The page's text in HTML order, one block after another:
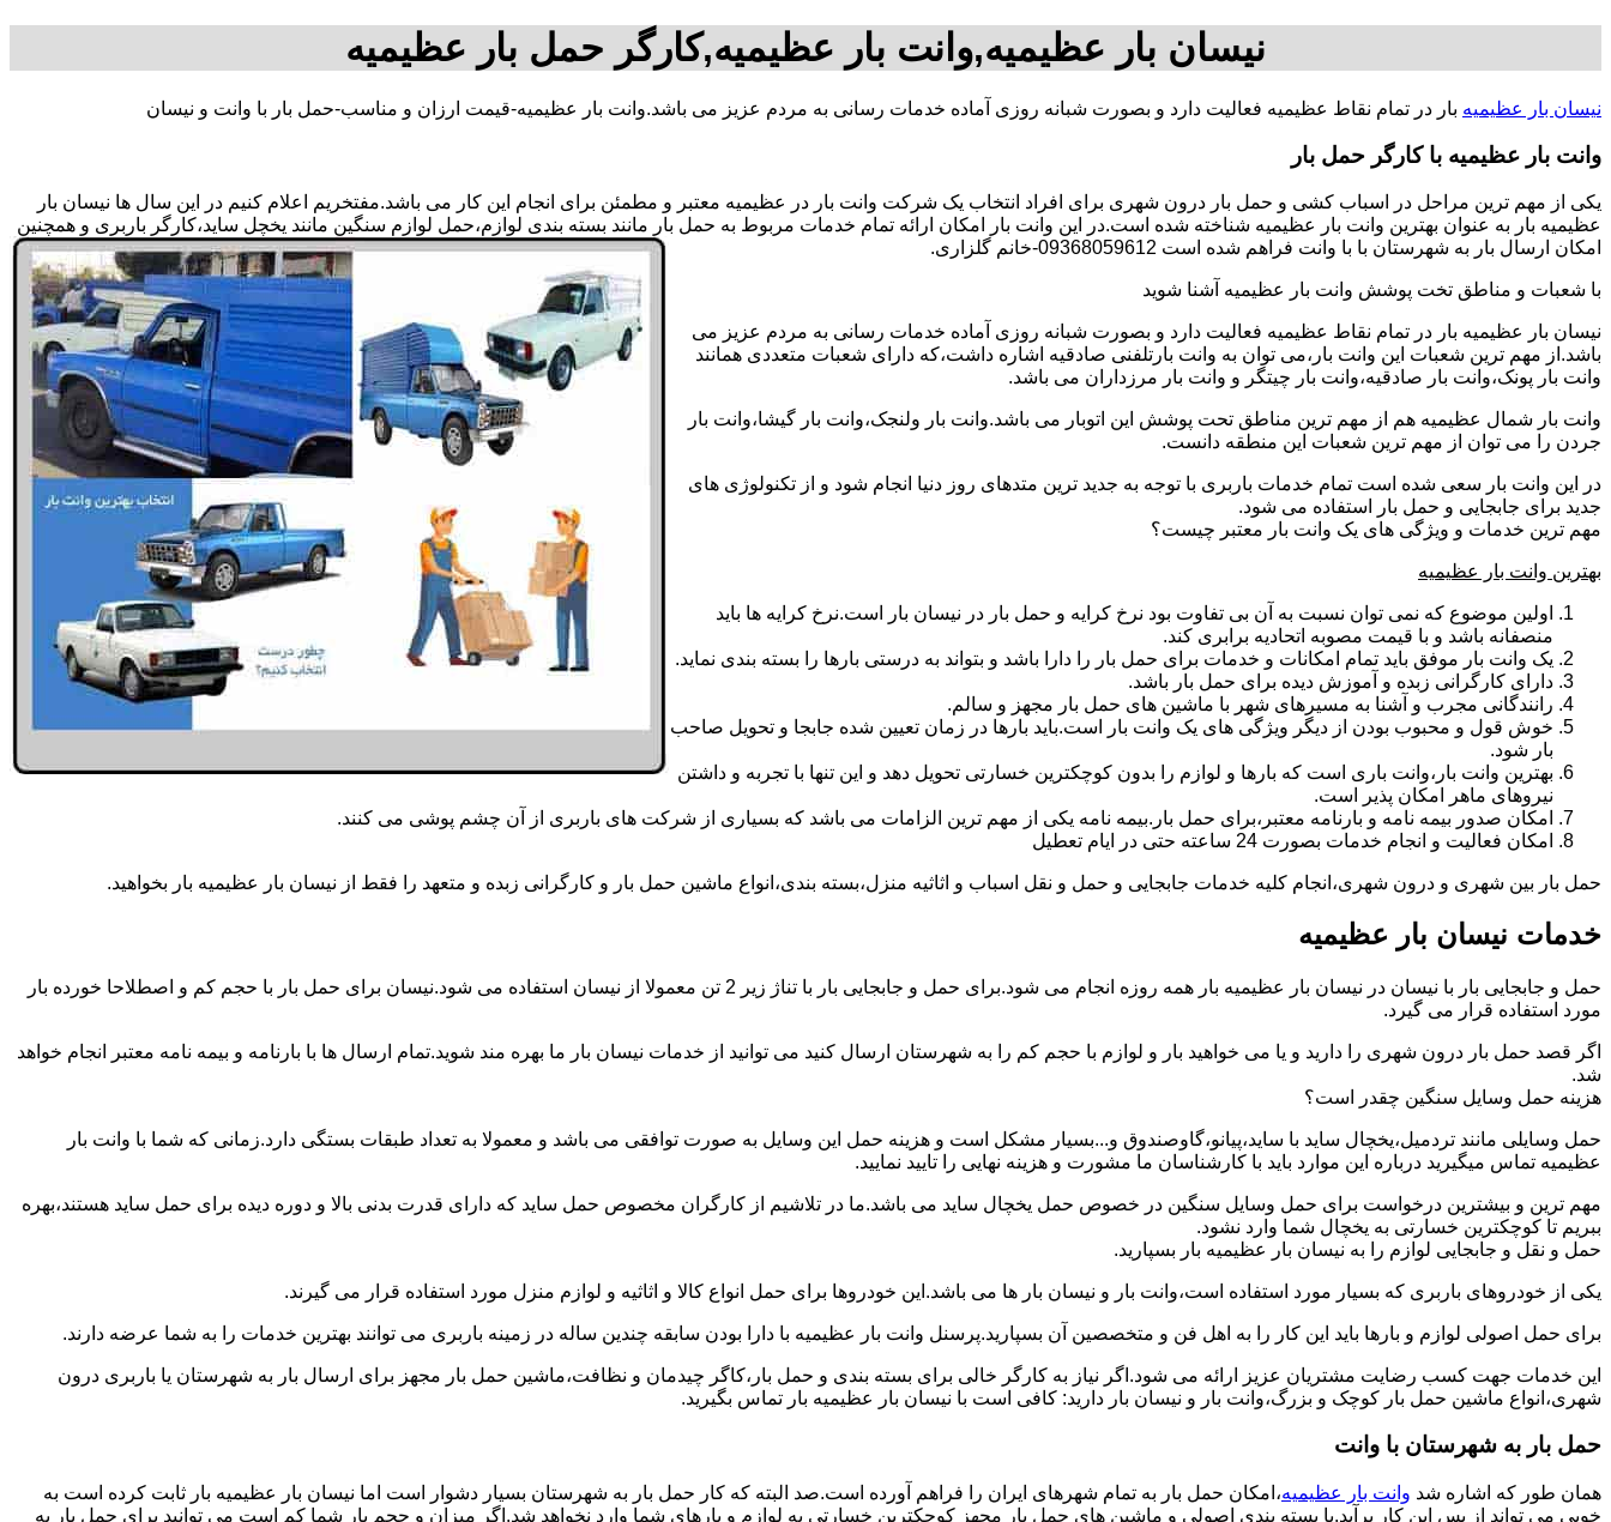
نیسان بار عظیمیه,وانت بار عظیمیه,کارگر حمل بار عظیمیه
نیسان بار عظیمیه بار در تمام نقاط عظیمیه فعالیت دارد و بصورت شبانه روزی آماده خدمات رسانی به مردم عزیز می باشد.وانت بار عظیمیه-قیمت ارزان و مناسب-حمل بار با وانت و نیسان
وانت بار عظیمیه با کارگر حمل بار
یکی از مهم ترین مراحل در اسباب کشی و حمل بار درون شهری برای افراد انتخاب یک شرکت وانت بار در عظیمیه معتبر و مطمئن برای انجام این کار می باشد.مفتخریم اعلام کنیم در این سال ها نیسان بار
عظیمیه بار به عنوان بهترین وانت بار عظیمیه شناخته شده است.در این وانت بار امکان ارائه تمام خدمات مربوط به حمل بار مانند بسته بندی لوازم،حمل لوازم سنگین مانند یخچل ساید،کارگر باربری و همچنین
امکان ارسال بار به شهرستان با با وانت فراهم شده است 09368059612-خانم گلزاری.
با شعبات و مناطق تخت پوشش وانت بار عظیمیه آشنا شوید
نیسان بار عظیمیه بار در تمام نقاط عظیمیه فعالیت دارد و بصورت شبانه روزی آماده خدمات رسانی به مردم عزیز می
باشد.از مهم ترین شعبات این وانت بار،می توان به وانت بارتلفنی صادقیه اشاره داشت،که دارای شعبات متعددی همانند
وانت بار پونک،وانت بار صادقیه،وانت بار چیتگر و وانت بار مرزداران می باشد.
وانت بار شمال عظیمیه هم از مهم ترین مناطق تحت پوشش این اتوبار می باشد.وانت بار ولنجک،وانت بار گیشا،وانت بار
جردن را می توان از مهم ترین شعبات این منطقه دانست.
در این وانت بار سعی شده است تمام خدمات باربری با توجه به جدید ترین متدهای روز دنیا انجام شود و از تکنولوژی های
جدید برای جابجایی و حمل بار استفاده می شود.
مهم ترین خدمات و ویژگی های یک وانت بار معتبر چیست؟
بهترین وانت بار عظیمیه
اولین موضوع که نمی توان نسبت به آن بی تفاوت بود نرخ کرایه و حمل بار در نیسان بار است.نرخ کرایه ها باید
منصفانه باشد و با قیمت مصوبه اتحادیه برابری کند.
یک وانت بار موفق باید تمام امکانات و خدمات برای حمل بار را دارا باشد و بتواند به درستی بارها را بسته بندی نماید.
دارای کارگرانی زبده و آموزش دیده برای حمل بار باشد.
رانندگانی مجرب و آشنا به مسیرهای شهر با ماشین های حمل بار مجهز و سالم.
خوش قول و محبوب بودن از دیگر ویژگی های یک وانت بار است.باید بارها در زمان تعیین شده جابجا و تحویل صاحب
بار شود.
بهترین وانت بار،وانت باری است که بارها و لوازم را بدون کوچکترین خسارتی تحویل دهد و این تنها با تجربه و داشتن
نیروهای ماهر امکان پذیر است.
امکان صدور بیمه نامه و بارنامه معتبر،برای حمل بار.بیمه نامه یکی از مهم ترین الزامات می باشد که بسیاری از شرکت های باربری از آن چشم پوشی می کنند.
امکان فعالیت و انجام خدمات بصورت 24 ساعته حتی در ایام تعطیل
حمل بار بین شهری و درون شهری،انجام کلیه خدمات جابجایی و حمل و نقل اسباب و اثاثیه منزل،بسته بندی،انواع ماشین حمل بار و کارگرانی زبده و متعهد را فقط از نیسان بار عظیمیه بار بخواهید.
خدمات نیسان بار عظیمیه
حمل و جابجایی بار با نیسان در نیسان بار عظیمیه بار همه روزه انجام می شود.برای حمل و جابجایی بار با تناژ زیر 2 تن معمولا از نیسان استفاده می شود.نیسان برای حمل بار با حجم کم و اصطلاحا خورده بار
مورد استفاده قرار می گیرد.
اگر قصد حمل بار درون شهری را دارید و یا می خواهید بار و لوازم با حجم کم را به شهرستان ارسال کنید می توانید از خدمات نیسان بار ما بهره مند شوید.تمام ارسال ها با بارنامه و بیمه نامه معتبر انجام خواهد
شد.
هزینه حمل وسایل سنگین چقدر است؟
حمل وسایلی مانند تردمیل،یخچال ساید با ساید،پیانو،گاوصندوق و...بسیار مشکل است و هزینه حمل این وسایل به صورت توافقی می باشد و معمولا به تعداد طبقات بستگی دارد.زمانی که شما با وانت بار
عظیمیه تماس میگیرید درباره این موارد باید با کارشناسان ما مشورت و هزینه نهایی را تایید نمایید.
مهم ترین و بیشترین درخواست برای حمل وسایل سنگین در خصوص حمل یخچال ساید می باشد.ما در تلاشیم از کارگران مخصوص حمل ساید که دارای قدرت بدنی بالا و دوره دیده برای حمل ساید هستند،بهره
ببریم تا کوچکترین خسارتی به یخچال شما وارد نشود.
حمل و نقل و جابجایی لوازم را به نیسان بار عظیمیه بار بسپارید.
یکی از خودروهای باربری که بسیار مورد استفاده است،وانت بار و نیسان بار ها می باشد.این خودروها برای حمل انواع کالا و اثاثیه و لوازم منزل مورد استفاده قرار می گیرند.
برای حمل اصولی لوازم و بارها باید این کار را به اهل فن و متخصصین آن بسپارید.پرسنل وانت بار عظیمیه با دارا بودن سابقه چندین ساله در زمینه باربری می توانند بهترین خدمات را به شما عرضه دارند.
این خدمات جهت کسب رضایت مشتریان عزیز ارائه می شود.اگر نیاز به کارگر خالی برای بسته بندی و حمل بار،کاگر چیدمان و نظافت،ماشین حمل بار مجهز برای ارسال بار به شهرستان یا باربری درون
شهری،انواع ماشین حمل بار کوچک و بزرگ،وانت بار و نیسان بار دارید: کافی است با نیسان بار عظیمیه بار تماس بگیرید.
حمل بار به شهرستان با وانت
همان طور که اشاره شد وانت بار عظیمیه،امکان حمل بار به تمام شهرهای ایران را فراهم آورده است.صد البته که کار حمل بار به شهرستان بسیار دشوار است اما نیسان بار عظیمیه بار ثابت کرده است به
خوبی می تواند از پس این کار برآید.با بسته بندی اصولی و ماشین های حمل بار مجهز کوچکترین خسارتی به لوازم و بارهای شما وارد نخواهد شد.اگر میزان و حجم بار شما کم است می توانید برای حمل بار به